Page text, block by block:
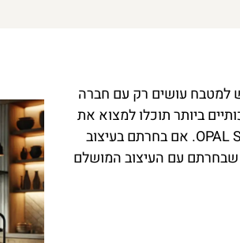
למטבח עושים רק עם חברה
ביותר תוכלו למצוא את
שיש אבן קיסר, שיש ANOVA, שיש LAMINAM, שיש MARAZI ושיש OPAL STONE. אם בחרתם בעיצוב
שבחרתם עם העיצוב המושלם